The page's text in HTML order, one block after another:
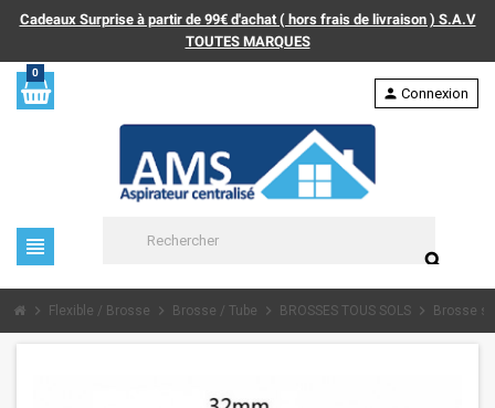
Cadeaux Surprise à partir de 99€ d'achat ( hors frais de livraison ) S.A.V
TOUTES MARQUES
0
view_headline
search
person Connexion
chevron_right Flexible / Brosse chevron_right Brosse / Tube chevron_right BROSSES TOUS SOLS chevron_right Brosse